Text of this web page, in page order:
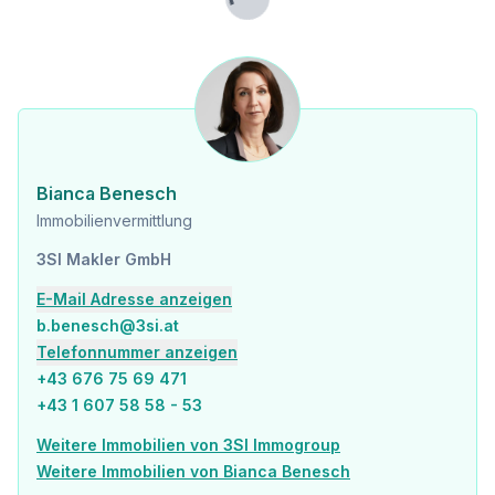
Apotheke <200m
Kinder & Schulen
Schule <150m
Universität <725m
Nahversorgung
Supermarkt <125m
Bäckerei <100m
Einkaufszentrum <200m
Sonstige
Geldautomat <125m
Bank <150m
Lade...
Bianca Benesch
Immobilienvermittlung
3SI Makler GmbH
E-Mail Adresse anzeigen
b.benesch@3si.at
Telefonnummer anzeigen
+43 676 75 69 471
+43 1 607 58 58 - 53
Weitere Immobilien von 3SI Immogroup
Weitere Immobilien von Bianca Benesch